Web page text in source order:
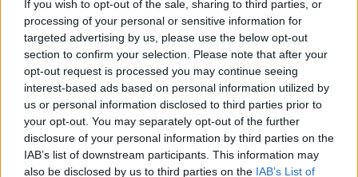
If you wish to opt-out of the sale, sharing to third parties, or
processing of your personal or sensitive information for
targeted advertising by us, please use the below opt-out
section to confirm your selection. Please note that after your
opt-out request is processed you may continue seeing
interest-based ads based on personal information utilized by
us or personal information disclosed to third parties prior to
your opt-out. You may separately opt-out of the further
disclosure of your personal information by third parties on the
IAB’s list of downstream participants. This information may
also be disclosed by us to third parties on the IAB’s List of
με πλειοψηφία τον κήρυξαν ένοχο για την
δεύτερη. Μειοψήφησε η πρόεδρος που είχε την
γνώμη ότι πρέπει να αθωωθεί και για την
δεύτερη.
Τέλος για την κ. Ασημακοπούλου η απόφαση
ενοχής για την παραβίαση υπηρεσιακού
απορρήτου και χρήση αυτού, ελήφθη κατά
πλειοψηφία με την πρόεδρο να κρίνει ότι πρέπει